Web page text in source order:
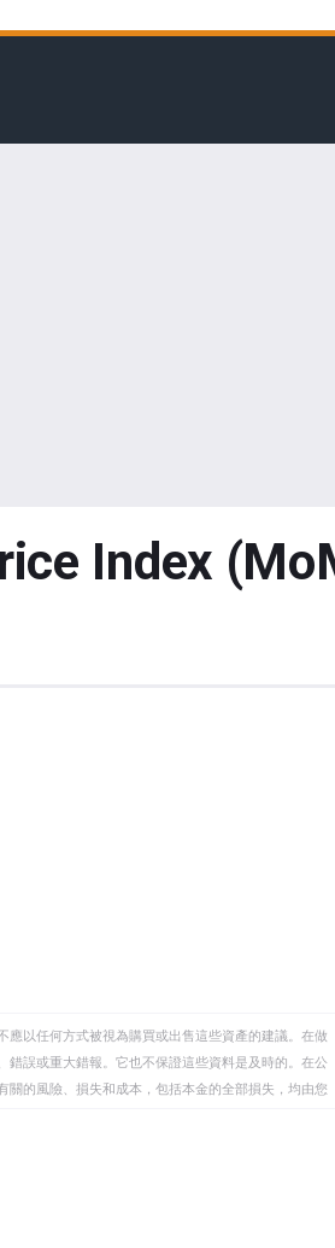
Index
以任何方式被視為購買或出售這些資產的建議。在做
誤或重大錯報。它也不保證這些資料是及時的。在公
的風險、損失和成本，包括本金的全部損失，均由您